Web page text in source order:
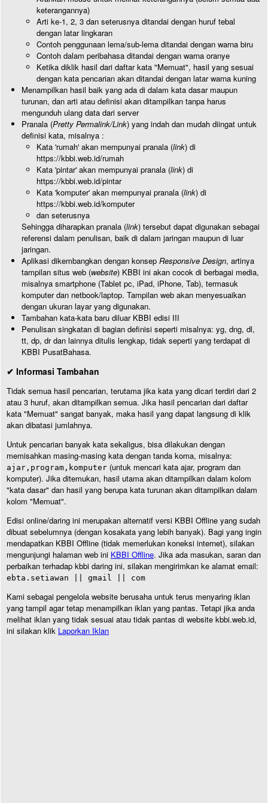
keterangannya)
Arti ke-1, 2, 3 dan seterusnya ditandai dengan huruf tebal
dengan latar lingkaran
Contoh penggunaan lema/sub-lema ditandai dengan warna biru
Contoh dalam peribahasa ditandai dengan warna oranye
Ketika diklik hasil dari daftar kata "Memuat", hasil yang sesuai
dengan kata pencarian akan ditandai dengan latar warna kuning
Menampilkan hasil baik yang ada di dalam kata dasar maupun
turunan, dan arti atau definisi akan ditampilkan tanpa harus
mengunduh ulang data dari server
Pranala (Pretty Permalink/Link) yang indah dan mudah diingat untuk
definisi kata, misalnya :
Kata 'rumah' akan mempunyai pranala (link) di
https://kbbi.web.id/rumah
Kata 'pintar' akan mempunyai pranala (link) di
https://kbbi.web.id/pintar
Kata 'komputer' akan mempunyai pranala (link) di
https://kbbi.web.id/komputer
dan seterusnya
Sehingga diharapkan pranala (link) tersebut dapat digunakan sebagai
referensi dalam penulisan, baik di dalam jaringan maupun di luar
jaringan.
Aplikasi dikembangkan dengan konsep Responsive Design, artinya
tampilan situs web (website) KBBI ini akan cocok di berbagai media,
misalnya smartphone (Tablet pc, iPad, iPhone, Tab), termasuk
komputer dan netbook/laptop. Tampilan web akan menyesuaikan
dengan ukuran layar yang digunakan.
Tambahan kata-kata baru diluar KBBI edisi III
Penulisan singkatan di bagian definisi seperti misalnya: yg, dng, dl,
tt, dp, dr dan lainnya ditulis lengkap, tidak seperti yang terdapat di
KBBI PusatBahasa.
✔ Informasi Tambahan
Tidak semua hasil pencarian, terutama jika kata yang dicari terdiri dari 2
atau 3 huruf, akan ditampilkan semua. Jika hasil pencarian dari daftar
kata "Memuat" sangat banyak, maka hasil yang dapat langsung di klik
akan dibatasi jumlahnya.
Untuk pencarian banyak kata sekaligus, bisa dilakukan dengan
memisahkan masing-masing kata dengan tanda koma, misalnya:
ajar,program,komputer (untuk mencari kata ajar, program dan
komputer). Jika ditemukan, hasil utama akan ditampilkan dalam kolom
"kata dasar" dan hasil yang berupa kata turunan akan ditampilkan dalam
kolom "Memuat".
Edisi online/daring ini merupakan alternatif versi KBBI Offline yang sudah
dibuat sebelumnya (dengan kosakata yang lebih banyak). Bagi yang ingin
mendapatkan KBBI Offline (tidak memerlukan koneksi internet), silakan
mengunjungi halaman web ini KBBI Offline. Jika ada masukan, saran dan
perbaikan terhadap kbbi daring ini, silakan mengirimkan ke alamat email:
ebta.setiawan || gmail || com
Kami sebagai pengelola website berusaha untuk terus menyaring iklan
yang tampil agar tetap menampilkan iklan yang pantas. Tetapi jika anda
melihat iklan yang tidak sesuai atau tidak pantas di website kbbi.web.id,
ini silakan klik Laporkan Iklan